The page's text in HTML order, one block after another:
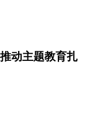
动主题教育扎